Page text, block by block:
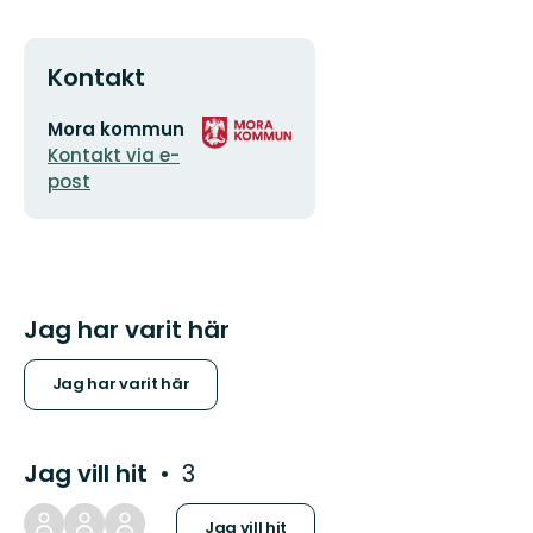
Kontakt
E-
postadress
Mora kommun
Kontakt via e-
post
Organisationens
logotyp
Jag har varit här
Jag har varit här
Jag vill hit 3
Jag vill hit